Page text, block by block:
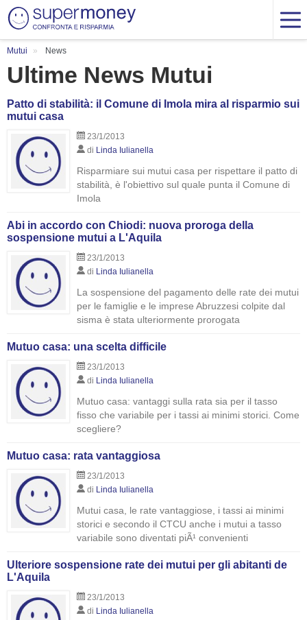
Mutui News
Ultime News Mutui
Patto di stabilità: il Comune di Imola mira al risparmio sui
mutui casa
23/1/2013
di Linda Iulianella
Risparmiare sui mutui casa per rispettare il patto di
stabilità, è l'obiettivo sul quale punta il Comune di
Imola
Abi in accordo con Chiodi: nuova proroga della
sospensione mutui a L'Aquila
23/1/2013
di Linda Iulianella
La sospensione del pagamento delle rate dei mutui
per le famiglie e le imprese Abruzzesi colpite dal
sisma è stata ulteriormente prorogata
Mutuo casa: una scelta difficile
23/1/2013
di Linda Iulianella
Mutuo casa: vantaggi sulla rata sia per il tasso
fisso che variabile per i tassi ai minimi storici. Come
scegliere?
Mutuo casa: rata vantaggiosa
23/1/2013
di Linda Iulianella
Mutui casa, le rate vantaggiose, i tassi ai minimi
storici e secondo il CTCU anche i mutui a tasso
variabile sono diventati piÃ¹ convenienti
Ulteriore sospensione rate dei mutui per gli abitanti de
L'Aquila
23/1/2013
di Linda Iulianella